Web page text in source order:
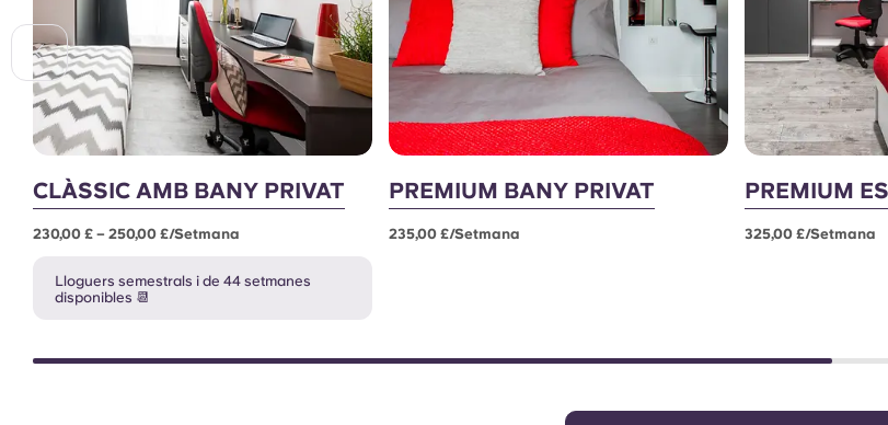
CLÀSSIC AMB BANY PRIVAT
230,00 £ – 250,00 £/setmana
Lloguers semestrals i de 44 setmanes
disponibles 📆
PREMIUM BANY PRIVAT
235,00 £/setmana
PREMIUM
325,00 £/setmana